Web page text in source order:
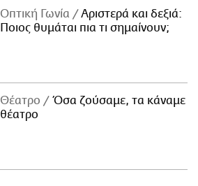
Οπτική Γωνία
Αριστερά και δεξιά:
Ποιος θυμάται πια τι σημαίνουν;
Θέατρο
Όσα ζούσαμε, τα κάναμε
θέατρο